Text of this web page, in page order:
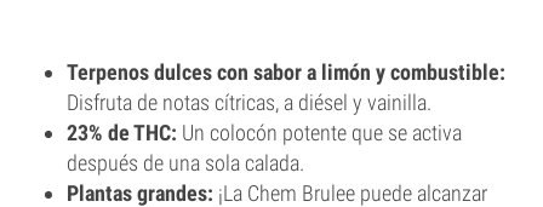
Terpenos dulces con sabor a limón y combustible:
Disfruta de notas cítricas, a diésel y vainilla.
23% de THC: Un colocón potente que se activa
después de una sola calada.
Plantas grandes: ¡La Chem Brulee puede alcanzar